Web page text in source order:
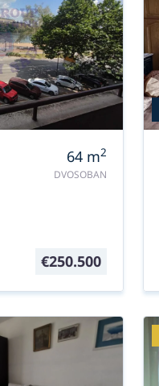
64 m2
DVOSOBAN
€250.500